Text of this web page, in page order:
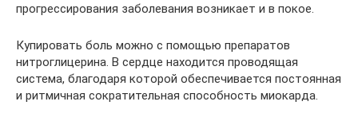
прогрессирования заболевания возникает и в покое.
Купировать боль можно с помощью препаратов
нитроглицерина. В сердце находится проводящая
система, благодаря которой обеспечивается постоянная
и ритмичная сократительная способность миокарда.